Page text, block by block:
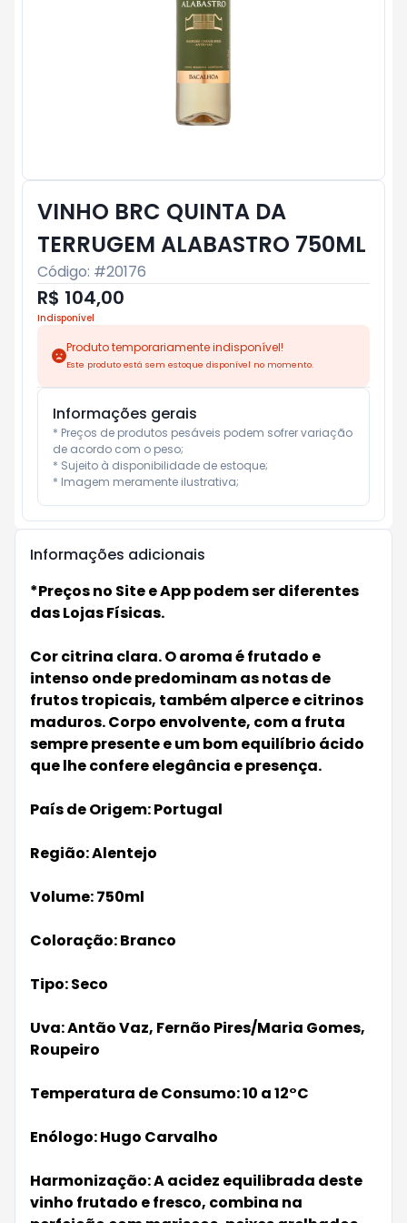
VINHO BRC QUINTA DA
TERRUGEM ALABASTRO 750ML
Código: #20176
R$ 104,00
Indisponível
Produto temporariamente indisponível!
Este produto está sem estoque disponível no momento.
Informações gerais
* Preços de produtos pesáveis podem sofrer variação
de acordo com o peso;
* Sujeito à disponibilidade de estoque;
* Imagem meramente ilustrativa;
Informações adicionais
*Preços no Site e App podem ser diferentes
das Lojas Físicas.
Cor citrina clara. O aroma é frutado e
intenso onde predominam as notas de
frutos tropicais, também alperce e citrinos
maduros. Corpo envolvente, com a fruta
sempre presente e um bom equilíbrio ácido
que lhe confere elegância e presença.
País de Origem: Portugal
Região: Alentejo
Volume: 750ml
Coloração: Branco
Tipo: Seco
Uva: Antão Vaz, Fernão Pires/Maria Gomes,
Roupeiro
Temperatura de Consumo: 10 a 12°C
Enólogo: Hugo Carvalho
Harmonização: A acidez equilibrada deste
vinho frutado e fresco, combina na